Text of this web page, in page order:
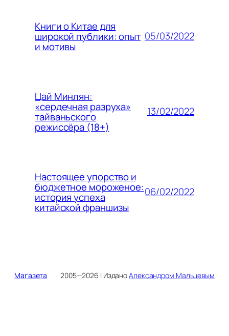
Книги о Китае для
широкой публики: опыт
и мотивы
05/03/2022
Цай Минлян:
«сердечная разруха»
тайваньского
режиссёра (18+)
13/02/2022
Настоящее упорство и
бюджетное мороженое:
история успеха
китайской франшизы
06/02/2022
Магазета 2005—2026 | ИзданоАлександром Мальцевым